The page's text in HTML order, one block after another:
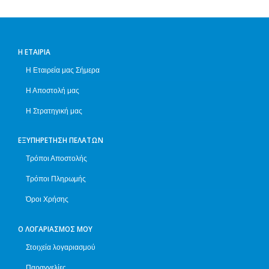
Η ΕΤΑΙΡΊΑ
Η Εταιρεία μας Σήμερα
Η Αποστολή μας
Η Στρατηγική μας
ΕΞΥΠΗΡΈΤΗΣΗ ΠΕΛΑΤΏΝ
Τρόποι Αποστολής
Τρόποι Πληρωμής
Όροι Χρήσης
Ο ΛΟΓΑΡΙΑΣΜΌΣ ΜΟΥ
Στοιχεία λογαριασμού